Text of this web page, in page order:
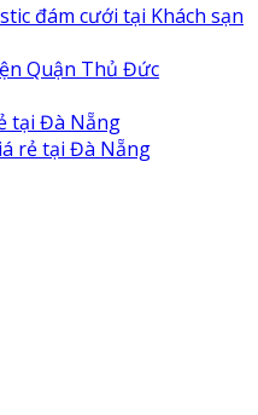
đám cưới tại Khách sạn
Quận Thủ Đức
tại Đà Nẵng
rẻ tại Đà Nẵng